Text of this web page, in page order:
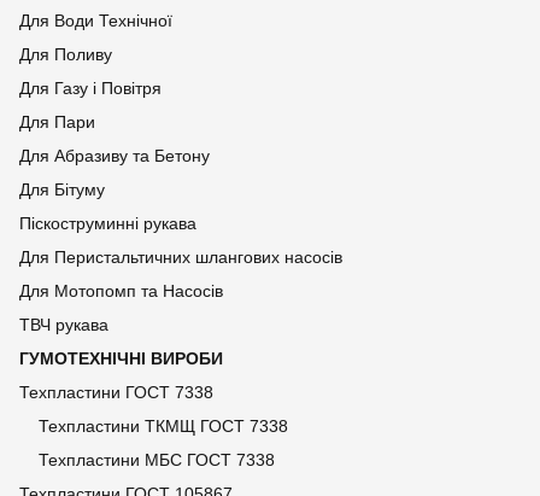
Для Води Технічної
Для Поливу
Для Газу і Повітря
Для Пари
Для Абразиву та Бетону
Для Бітуму
Піскоструминні рукава
Для Перистальтичних шлангових насосів
Для Мотопомп та Насосів
ТВЧ рукава
ГУМОТЕХНІЧНІ ВИРОБИ
Техпластини ГОСТ 7338
Техпластини ТКМЩ ГОСТ 7338
Техпластини МБС ГОСТ 7338